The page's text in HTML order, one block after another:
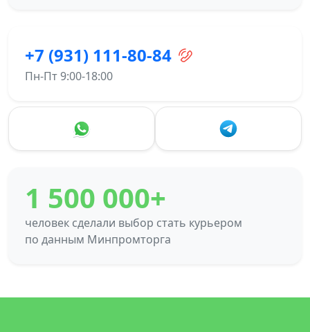
+7 (931) 111-80-84
Пн-Пт 9:00-18:00
1 500 000+
человек сделали выбор стать курьером
по данным Минпромторга